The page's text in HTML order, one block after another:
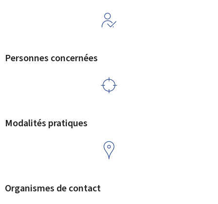
Personnes concernées
Modalités pratiques
Organismes de contact